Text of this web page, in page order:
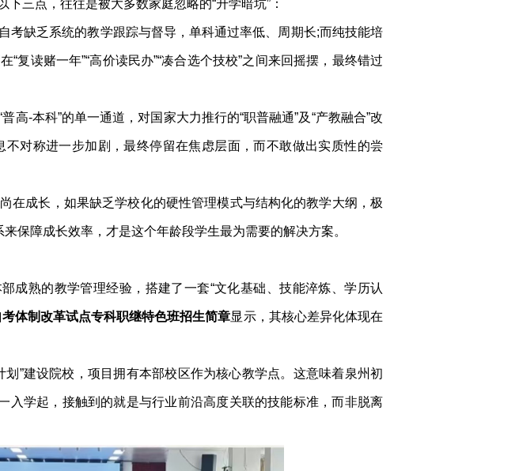
三点，往往是被大多数家庭忽略的“升学暗坑”：
考缺乏系统的教学跟踪与督导，单科通过率低、周期长;而纯技能培
读赌一年”“高价读民办”“凑合选个技校”之间来回摇摆，最终错过
高-本科”的单一通道，对国家大力推行的“职普融通”及“产教融合”改
对称进一步加剧，最终停留在焦虑层面，而不敢做出实质性的尝
在成长，如果缺乏学校化的硬性管理模式与结构化的教学大纲，极
保障成长效率，才是这个年龄段学生最为需要的解决方案。
成熟的教学管理经验，搭建了一套“文化基础、技能淬炼、学历认
体制改革试点专科职继特色班招生简章显示，其核心差异化体现在
划”建设院校，项目拥有本部校区作为核心教学点。这意味着泉州初
入学起，接触到的就是与行业前沿高度关联的技能标准，而非脱离